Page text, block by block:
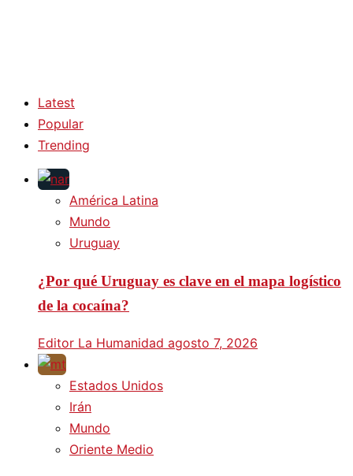
Latest
Popular
Trending
América Latina
Mundo
Uruguay
¿Por qué Uruguay es clave en el mapa logístico
de la cocaína?
Editor La Humanidad agosto 7, 2026
Estados Unidos
Irán
Mundo
Oriente Medio